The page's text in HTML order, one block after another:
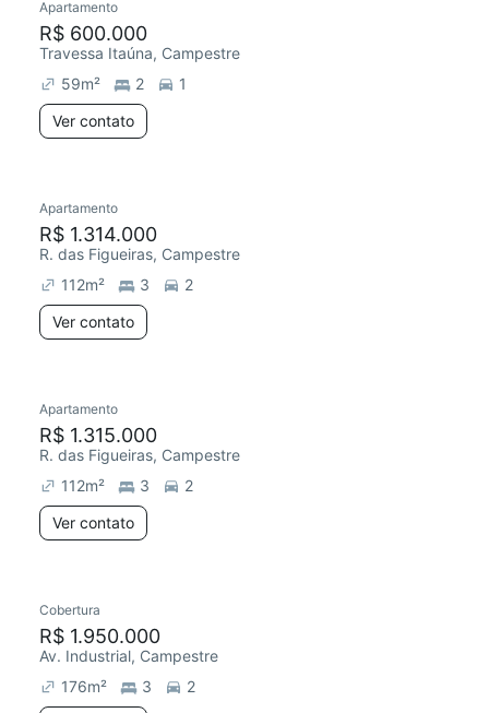
Redecorar
Apartamento
R$ 600.000
Travessa Itaúna, Campestre
59m² 2
1
Ver contato
Redecorar
Apartamento
R$ 1.314.000
R. das Figueiras, Campestre
112m² 3
2
Ver contato
Redecorar
Apartamento
R$ 1.315.000
R. das Figueiras, Campestre
112m² 3
2
Ver contato
Redecorar
Cobertura
R$ 1.950.000
Av. Industrial, Campestre
176m² 3
2